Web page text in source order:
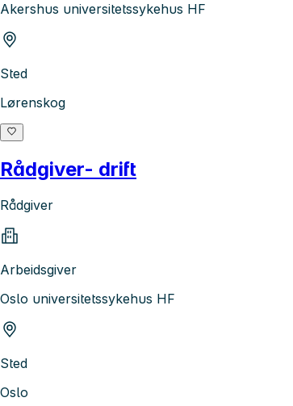
Akershus universitetssykehus HF
Sted
Lørenskog
Rådgiver- drift
Rådgiver
Arbeidsgiver
Oslo universitetssykehus HF
Sted
Oslo